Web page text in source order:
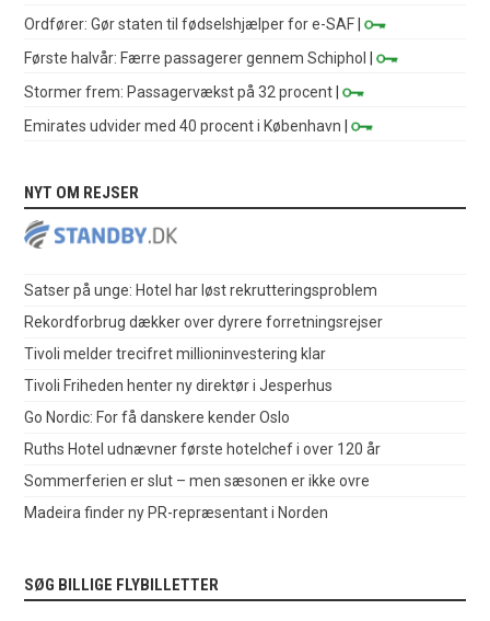
Ordfører: Gør staten til fødselshjælper for e-SAF |
Første halvår: Færre passagerer gennem Schiphol
|
Stormer frem: Passagervækst på 32 procent |
Emirates udvider med 40 procent i København |
NYT OM REJSER
Satser på unge: Hotel har løst rekrutteringsproblem
Rekordforbrug dækker over dyrere forretningsrejser
Tivoli melder trecifret millioninvestering klar
Tivoli Friheden henter ny direktør i Jesperhus
Go Nordic: For få danskere kender Oslo
Ruths Hotel udnævner første hotelchef i over 120 år
Sommerferien er slut – men sæsonen er ikke ovre
Madeira finder ny PR-repræsentant i Norden
SØG BILLIGE FLYBILLETTER